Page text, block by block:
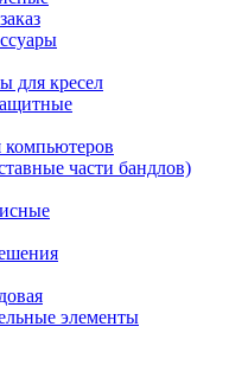
для кресел
части бандлов)
элементы